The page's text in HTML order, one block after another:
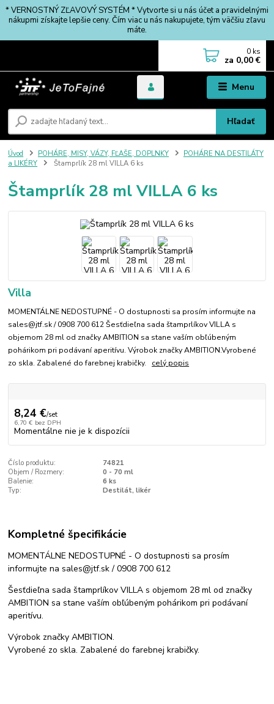
* VERNOSTNÝ ZĽAVOVÝ SYSTÉM * Vytvorte si u nás účet a pravidelnými
nákupmi získajte lepšie ceny. Čím viac u nás nakupujete, tým väčšiu zľavu
máte.
Menu
Hľadať
0 ks
za 0,00 €
Úvod POHÁRE, MISY, VÁZY, FĽAŠE, DOPLNKY
POHÁRE NA DESTILÁTY
a LIKÉRY
Štamprlík 28 ml VILLA 6 ks
Štamprlík 28 ml VILLA 6 ks
Villa
MOMENTÁLNE NEDOSTUPNÉ - O dostupnosti sa prosím informujte na
sales@jtf.sk / 0908 700 612 Šesťdieľna sada štamprlíkov VILLA s
objemom 28 ml od značky AMBITION sa stane vaším obľúbeným
pohárikom pri podávaní aperitívu. Výrobok značky AMBITION.Vyrobené
zo skla. Zabalené do farebnej krabičky. celý popis
8,24 €/set
6,70 € bez DPH
Momentálne nie je k dispozícii
Číslo produktu:
74821
Objem / Rozmery:
0 - 70 ml
Balenie:
6 ks
Typ:
Destilát, likér
Kompletné špecifikácie
MOMENTÁLNE NEDOSTUPNÉ - O dostupnosti sa prosím
informujte na sales@jtf.sk / 0908 700 612
Šesťdieľna sada štamprlíkov VILLA s objemom 28 ml od značky
AMBITION sa stane vaším obľúbeným pohárikom pri podávaní
aperitívu.
Výrobok značky AMBITION.
Vyrobené zo skla. Zabalené do farebnej krabičky.